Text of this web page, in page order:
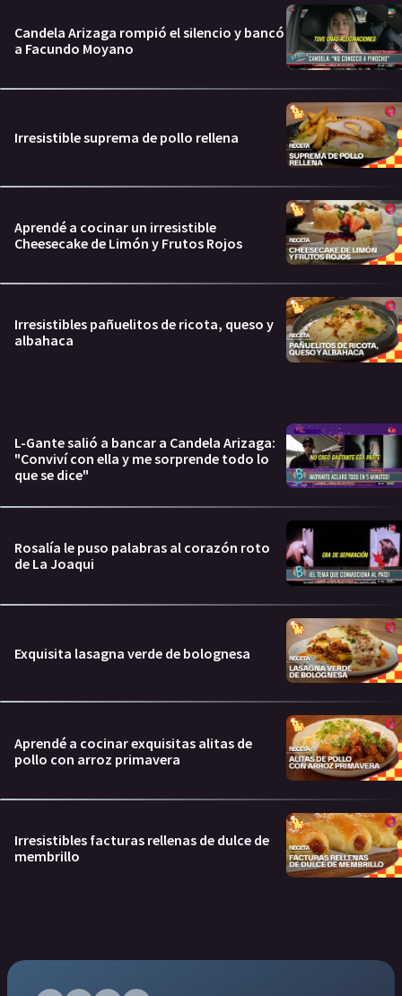
Candela Arizaga rompió el silencio y bancó
a Facundo Moyano
Irresistible suprema de pollo rellena
Aprendé a cocinar un irresistible
Cheesecake de Limón y Frutos Rojos
Irresistibles pañuelitos de ricota, queso y
albahaca
L-Gante salió a bancar a Candela Arizaga:
"Conviví con ella y me sorprende todo lo
que se dice"
Rosalía le puso palabras al corazón roto
de La Joaqui
Exquisita lasagna verde de bolognesa
Aprendé a cocinar exquisitas alitas de
pollo con arroz primavera
Irresistibles facturas rellenas de dulce de
membrillo